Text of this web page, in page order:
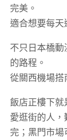
完美。
適合想要每天
不只日本橋
的路程。
從關西機場搭
飯店正樓下就
愛逛街的人
完；黑門市